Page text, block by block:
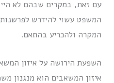
עם זאת, במקרים שבהם לא
המשפט עשוי להידרש
המקרה ולהכריע בהתאם.
השפעת הירושה על איזון
איזון המשאבים הוא מנגנון